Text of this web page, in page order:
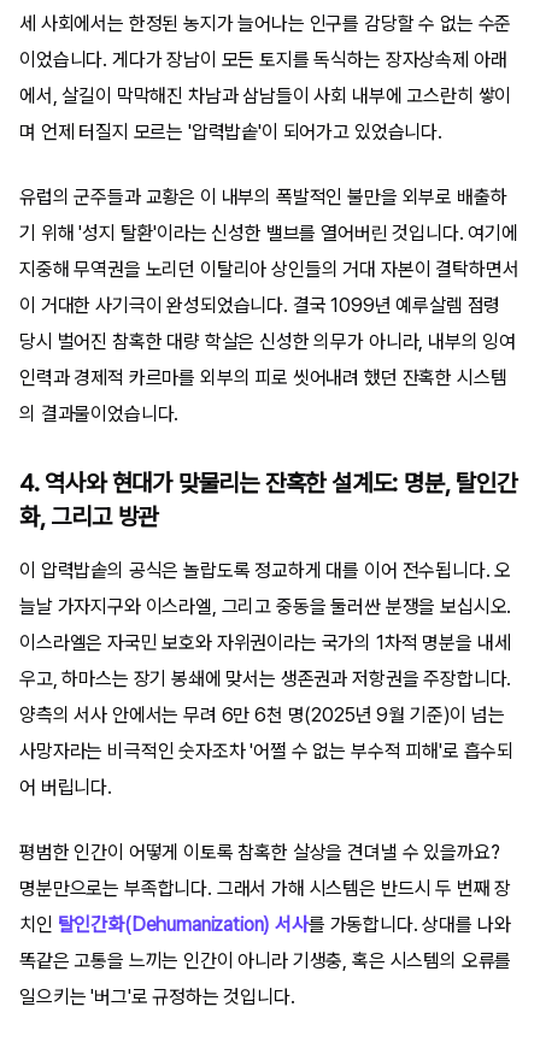
세 사회에서는 한정된 농지가 늘어나는 인구를 감당할 수 없는 수준
이었습니다. 게다가 장남이 모든 토지를 독식하는 장자상속제 아래
에서, 살길이 막막해진 차남과 삼남들이 사회 내부에 고스란히 쌓이
며 언제 터질지 모르는 '압력밥솥'이 되어가고 있었습니다.
유럽의 군주들과 교황은 이 내부의 폭발적인 불만을 외부로 배출하
기 위해 '성지 탈환'이라는 신성한 밸브를 열어버린 것입니다. 여기에
지중해 무역권을 노리던 이탈리아 상인들의 거대 자본이 결탁하면서
이 거대한 사기극이 완성되었습니다. 결국 1099년 예루살렘 점령
당시 벌어진 참혹한 대량 학살은 신성한 의무가 아니라, 내부의 잉여
인력과 경제적 카르마를 외부의 피로 씻어내려 했던 잔혹한 시스템
의 결과물이었습니다.
4. 역사와 현대가 맞물리는 잔혹한 설계도: 명분, 탈인간
화, 그리고 방관
이 압력밥솥의 공식은 놀랍도록 정교하게 대를 이어 전수됩니다. 오
늘날 가자지구와 이스라엘, 그리고 중동을 둘러싼 분쟁을 보십시오.
이스라엘은 자국민 보호와 자위권이라는 국가의 1차적 명분을 내세
우고, 하마스는 장기 봉쇄에 맞서는 생존권과 저항권을 주장합니다.
양측의 서사 안에서는 무려 6만 6천 명(2025년 9월 기준)이 넘는
사망자라는 비극적인 숫자조차 '어쩔 수 없는 부수적 피해'로 흡수되
어 버립니다.
평범한 인간이 어떻게 이토록 참혹한 살상을 견뎌낼 수 있을까요?
명분만으로는 부족합니다. 그래서 가해 시스템은 반드시 두 번째 장
치인 탈인간화(Dehumanization) 서사를 가동합니다. 상대를 나와
똑같은 고통을 느끼는 인간이 아니라 기생충, 혹은 시스템의 오류를
일으키는 '버그'로 규정하는 것입니다.